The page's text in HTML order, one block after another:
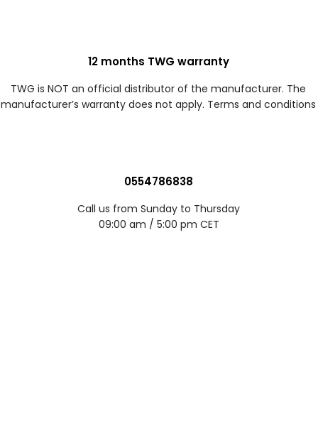
12 months TWG warranty
TWG is NOT an official distributor of the manufacturer. The
manufacturer’s warranty does not apply. Terms and conditions
0554786838
Call us from Sunday to Thursday
09:00 am / 5:00 pm CET